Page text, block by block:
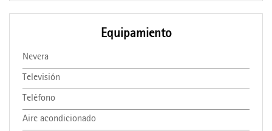
Equipamiento
Nevera
Televisión
Teléfono
Aire acondicionado